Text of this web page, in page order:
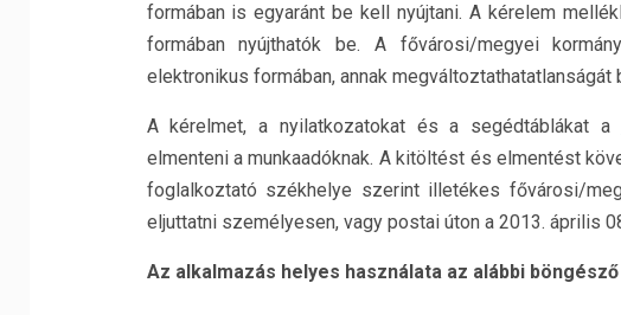
formában is egyaránt be kell nyújtani. A kérelem
formában nyújthatók be. A fővárosi/megyei
elektronikus formában, annak
A kérelmet, a nyilatkozatokat és a segédtáblákat a
elmenteni a munkaadóknak. A kitöltést és elmentést
foglalkoztató székhelye szerint illetékes fővárosi/
eljuttatni személyesen, vagy postai úton a 2013. április
Az alkalmazás helyes használata az alábbi